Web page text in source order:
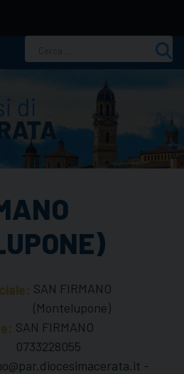
per:
SAN FIRMANO
(Montelupone)
SAN FIRMANO
0733228055
-